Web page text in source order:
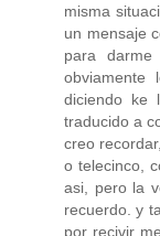
misma
un mensaje
para
obviamente
diciendo ke
traducido a
creo
o telecinco,
asi, pero la
recuerdo. y
por recivir